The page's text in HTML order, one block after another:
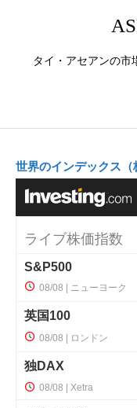
タイ・アセアンの
世界のインデックス（